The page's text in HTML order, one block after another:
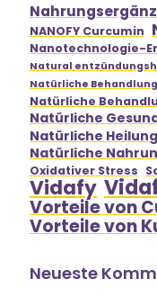
NANOFY Curcumin
Nanotechnologie-
Natural
Natürliche Behandlung
Natürliche
Natürliche
Natürliche Heilung
Natürliche
Oxidativer Stress
Vidafy
Vorteile von
Vorteile von
Neueste